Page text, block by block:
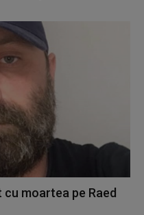
moartea pe Raed